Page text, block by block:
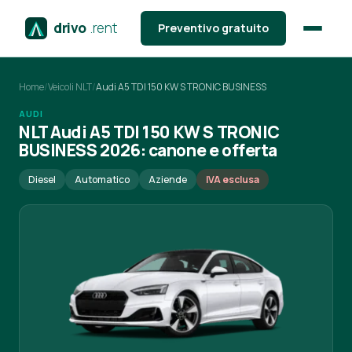
drivo .rent Preventivo gratuito
Home/Veicoli NLT/Audi A5 TDI 150 KW S TRONIC BUSINESS
AUDI
NLT Audi A5 TDI 150 KW S TRONIC
BUSINESS 2026: canone e offerta
Diesel Automatico Aziende IVA esclusa